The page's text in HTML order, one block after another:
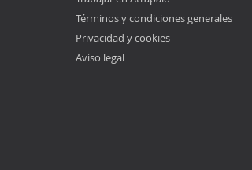
Términos y condiciones generales
Privacidad y cookies
Aviso legal